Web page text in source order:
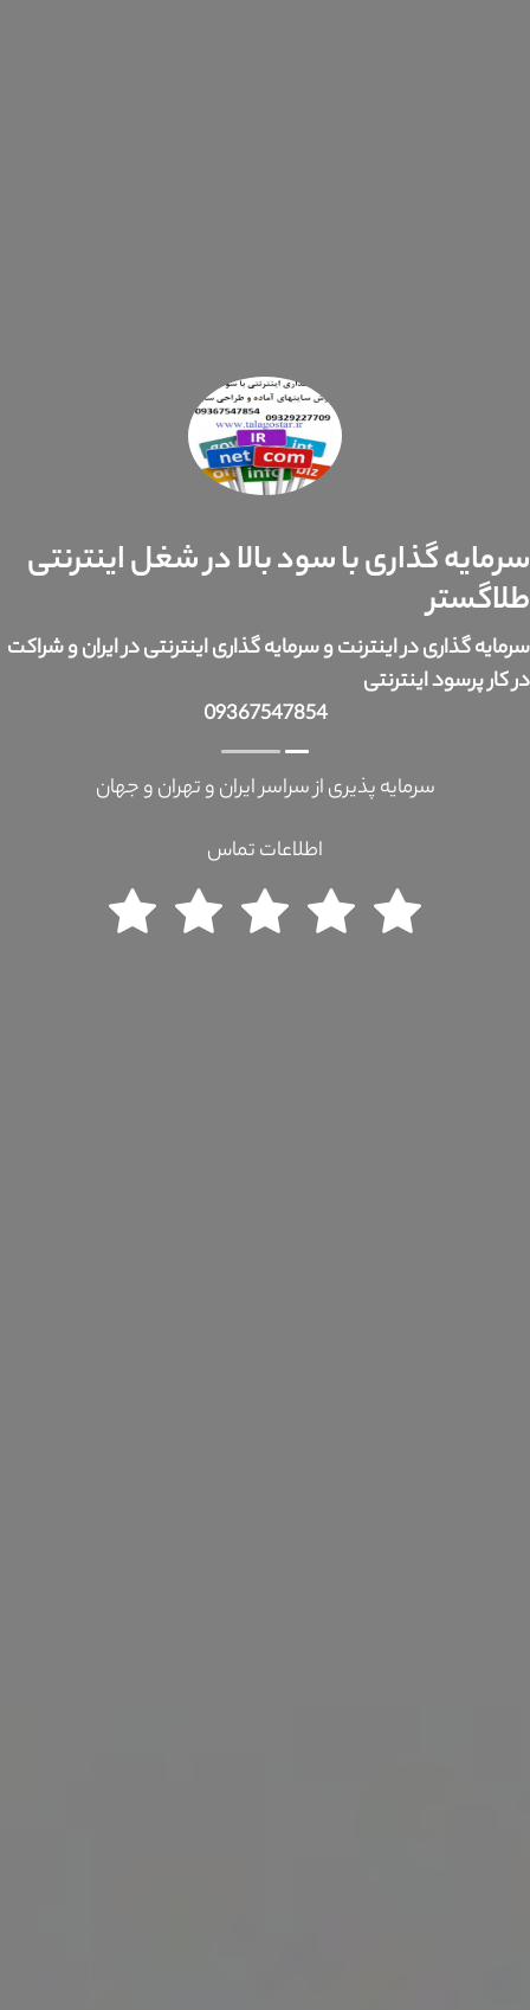
سرمایه گذاری با سود بالا در شغل اینترنتی
طلاگستر
سرمایه گذاری در اینترنت و سرمایه گذاری اینترنتی در ایران و شراکت
در کار پرسود اینترنتی
09367547854
سرمایه پذیری از سراسر ایران و تهران و جهان
اطلاعات تماس